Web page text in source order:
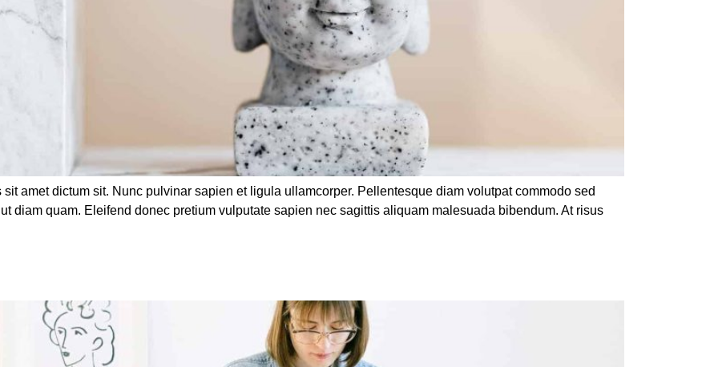
amet dictum sit. Nunc pulvinar sapien et ligula ullamcorper. Pellentesque diam volutpat commodo sed
diam quam. Eleifend donec pretium vulputate sapien nec sagittis aliquam malesuada bibendum. At risus